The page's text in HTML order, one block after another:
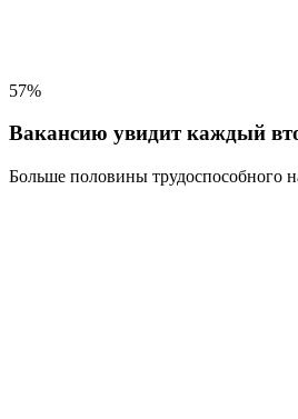
57%
Вакансию увидит каждый
Больше половины трудоспособного